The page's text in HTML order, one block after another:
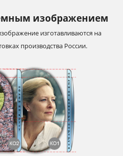
изображением
изготавливаются на
производства России.